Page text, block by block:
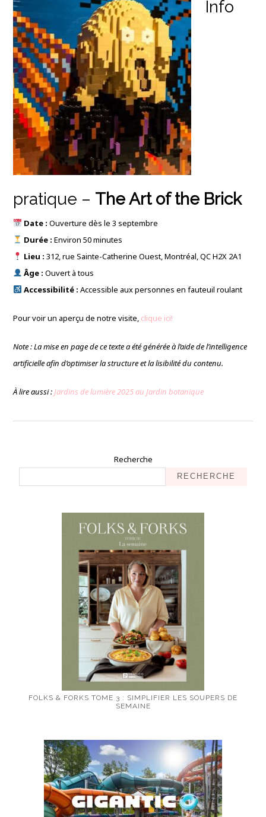
Info
pratique – The Art of the Brick
Date : Ouverture dès le 3 septembre
Durée : Environ 50 minutes
Lieu : 312, rue Sainte-Catherine Ouest, Montréal, QC H2X 2A1
Âge : Ouvert à tous
Accessibilité : Accessible aux personnes en fauteuil roulant
Pour voir un aperçu de notre visite, clique ici!
Note : La mise en page de ce texte a été générée à l’aide de l’intelligence
artificielle afin d’optimiser la structure et la lisibilité du contenu.
À lire aussi : Jardins de lumière 2025 au Jardin botanique
Recherche
RECHERCHE
FOLKS & FORKS TOME 3 : SIMPLIFIER LES SOUPERS DE
SEMAINE